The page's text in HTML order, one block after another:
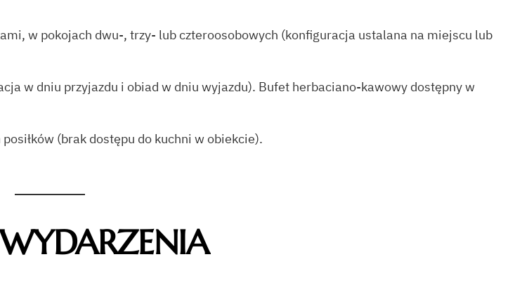
w pokojach dwu-, trzy- lub czteroosobowych (konfiguracja ustalana na miejscu lub
w dniu przyjazdu i obiad w dniu wyjazdu). Bufet herbaciano-kawowy dostępny w
(brak dostępu do kuchni w obiekcie).